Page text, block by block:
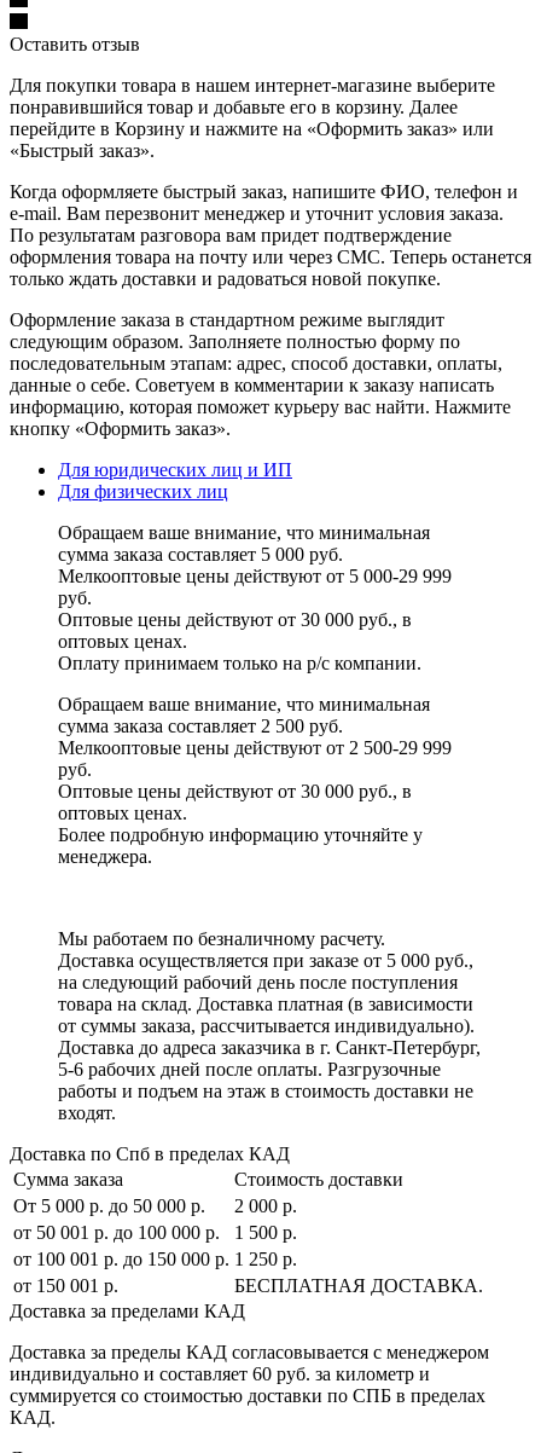
Оставить отзыв
Для покупки товара в нашем интернет-магазине выберите
понравившийся товар и добавьте его в корзину. Далее
перейдите в Корзину и нажмите на «Оформить заказ» или
«Быстрый заказ».
Когда оформляете быстрый заказ, напишите ФИО, телефон и
e-mail. Вам перезвонит менеджер и уточнит условия заказа.
По результатам разговора вам придет подтверждение
оформления товара на почту или через СМС. Теперь останется
только ждать доставки и радоваться новой покупке.
Оформление заказа в стандартном режиме выглядит
следующим образом. Заполняете полностью форму по
последовательным этапам: адрес, способ доставки, оплаты,
данные о себе. Советуем в комментарии к заказу написать
информацию, которая поможет курьеру вас найти. Нажмите
кнопку «Оформить заказ».
Для юридических лиц и ИП
Для физических лиц
Обращаем ваше внимание, что минимальная
сумма заказа составляет 5 000 руб.
Мелкооптовые цены действуют от 5 000-29 999
руб.
Оптовые цены действуют от 30 000 руб., в
оптовых ценах.
Оплату принимаем только на р/с компании.
Обращаем ваше внимание, что минимальная
сумма заказа составляет 2 500 руб.
Мелкооптовые цены действуют от 2 500-29 999
руб.
Оптовые цены действуют от 30 000 руб., в
оптовых ценах.
Более подробную информацию уточняйте у
менеджера.
Мы работаем по безналичному расчету.
Доставка осуществляется при заказе от 5 000 руб.,
на следующий рабочий день после поступления
товара на склад. Доставка платная (в зависимости
от суммы заказа, рассчитывается индивидуально).
Доставка до адреса заказчика в г. Санкт-Петербург,
5-6 рабочих дней после оплаты. Разгрузочные
работы и подъем на этаж в стоимость доставки не
входят.
Доставка по Спб в пределах КАД
Сумма заказа
Стоимость доставки
От 5 000 р. до 50 000 р.
2 000 р.
от 50 001 р. до 100 000 р.
1 500 р.
от 100 001 р. до 150 000 р. 1 250 р.
от 150 001 р.
БЕСПЛАТНАЯ ДОСТАВКА.
Доставка за пределами КАД
Доставка за пределы КАД согласовывается с менеджером
индивидуально и составляет 60 руб. за километр и
суммируется со стоимостью доставки по СПБ в пределах
КАД.